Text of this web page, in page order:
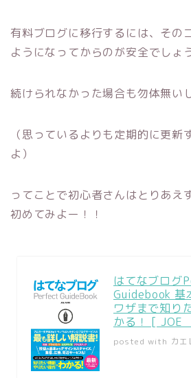
有料ブログに移行するには、その
ようになってからのが安全でしょ
続けられなかった場合も勿体無い
（思っているよりも定期的に更新
よ）
ってことで初心者さんはとりあえ
初めてみよー！！
はてなブロ
Guidebook 基
ワザまで知り
かる！ [ JOE
posted with カエ